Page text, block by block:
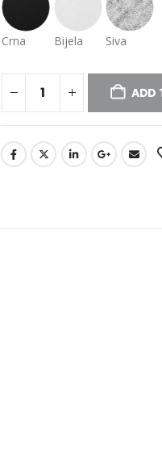
Crna Bijela Siva
ADD